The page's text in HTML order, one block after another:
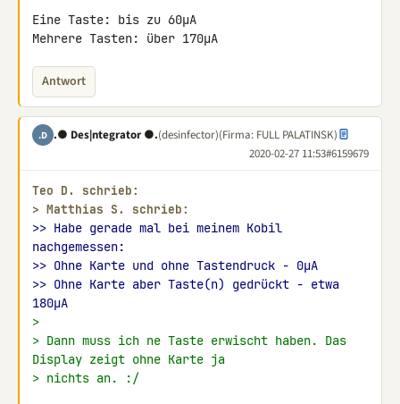
Eine Taste: bis zu 60µA
Mehrere Tasten: über 170µA
Antwort
.D .● Des|ntegrator ●.(desinfector)(Firma: FULL PALATINSK)
2020-02-27 11:53#6159679
Teo D. schrieb:
> Matthias S. schrieb:
>> Habe gerade mal bei meinem Kobil
nachgemessen:
>> Ohne Karte und ohne Tastendruck - 0µA
>> Ohne Karte aber Taste(n) gedrückt - etwa
180µA
>
> Dann muss ich ne Taste erwischt haben. Das
Display zeigt ohne Karte ja
> nichts an. :/